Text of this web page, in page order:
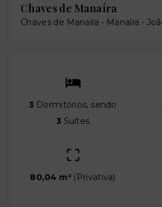
Chaves de Manaíra
Chaves de Manaíra - Manaíra -
3 Dormitórios, sendo
3 Suítes
80,04 m² ( Privativa)